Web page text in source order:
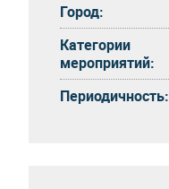
Город:
Категории
мероприятий:
Периодичность: